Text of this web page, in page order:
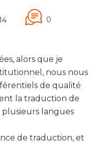
0
alors que je
nous nous
de qualité
la traduction de
langues
de traduction, et